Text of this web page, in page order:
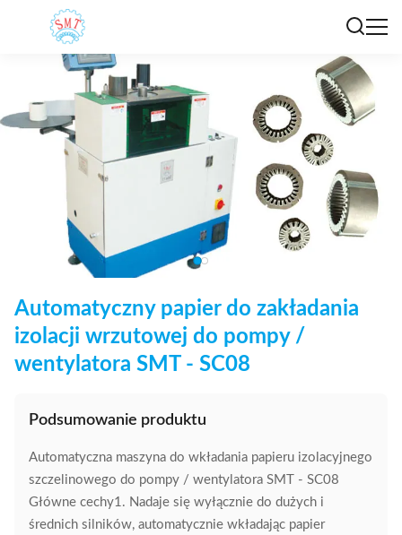
Automatyczny papier do zakładania
izolacji wrzutowej do pompy /
wentylatora SMT - SC08
Podsumowanie produktu
Automatyczna maszyna do wkładania papieru izolacyjnego
szczelinowego do pompy / wentylatora SMT - SC08
Główne cechy1. Nadaje się wyłącznie do dużych i
średnich silników, automatycznie wkładając papier